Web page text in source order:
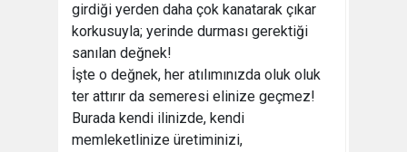
girdiği yerden daha çok kanatarak çıkar
korkusuyla; yerinde durması gerektiği
sanılan değnek!
İşte o değnek, her atılımınızda oluk oluk
ter attırır da semeresi elinize geçmez!
Burada kendi ilinizde, kendi
memleketlinize üretiminizi,